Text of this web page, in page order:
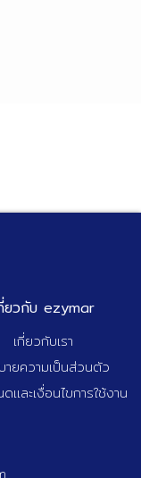
ยวกับ ezymar
เกี่ยวกับเรา
ายความเป็นส่วนตัว
และเงื่อนไขการใช้งาน